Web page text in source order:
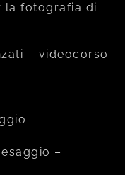
la fotografia di
– videocorso
–